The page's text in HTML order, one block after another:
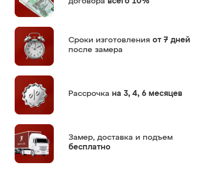
Сроки изготовления от 7 дней
после замера
Рассрочка на 3, 4, 6 месяцев
Замер, доставка и подъем
бесплатно